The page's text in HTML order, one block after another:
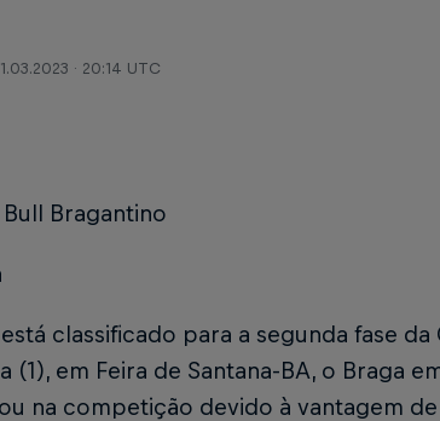
· 20:14 UTC
Bragantino
classificado para a segunda fase da
(1), em Feira de Santana-BA, o Braga
na competição devido à vantagem